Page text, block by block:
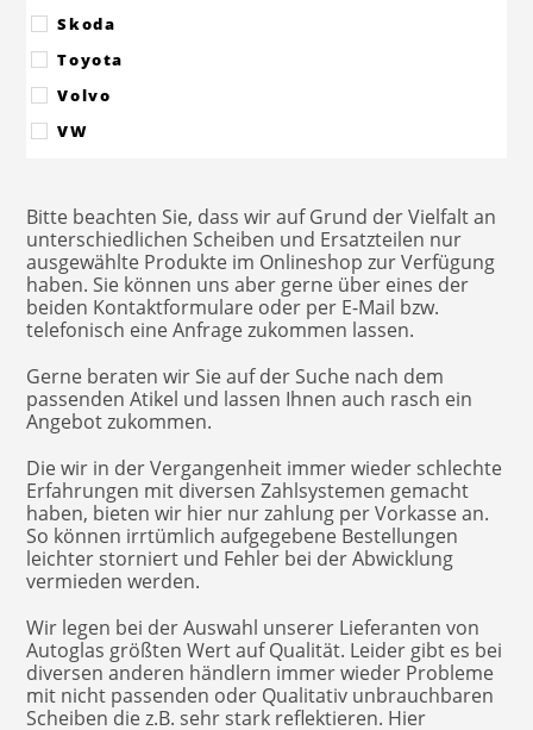
Skoda
Toyota
Volvo
VW
Bitte beachten Sie, dass wir auf Grund der Vielfalt an
unterschiedlichen Scheiben und Ersatzteilen nur
ausgewählte Produkte im Onlineshop zur Verfügung
haben. Sie können uns aber gerne über eines der
beiden Kontaktformulare oder per E-Mail bzw.
telefonisch eine Anfrage zukommen lassen.
Gerne beraten wir Sie auf der Suche nach dem
passenden Atikel und lassen Ihnen auch rasch ein
Angebot zukommen.
Die wir in der Vergangenheit immer wieder schlechte
Erfahrungen mit diversen Zahlsystemen gemacht
haben, bieten wir hier nur zahlung per Vorkasse an.
So können irrtümlich aufgegebene Bestellungen
leichter storniert und Fehler bei der Abwicklung
vermieden werden.
Wir legen bei der Auswahl unserer Lieferanten von
Autoglas größten Wert auf Qualität. Leider gibt es bei
diversen anderen händlern immer wieder Probleme
mit nicht passenden oder Qualitativ unbrauchbaren
Scheiben die z.B. sehr stark reflektieren. Hier